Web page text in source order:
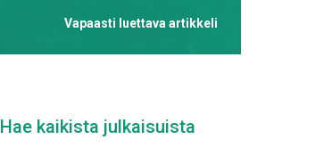
Vapaasti luettava artikkeli
Hae kaikista julkaisuista